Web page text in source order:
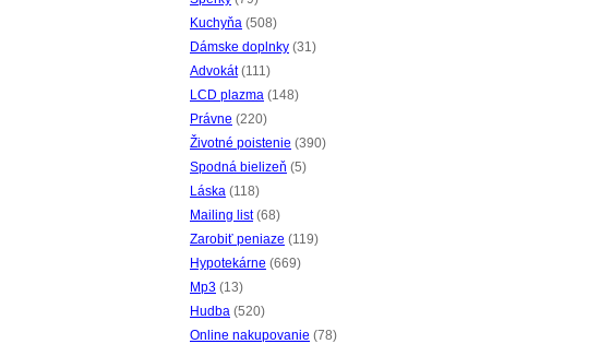
Kuchyňa (508)
Dámske doplnky (31)
Advokát(111)
LCD plazma (148)
Právne (220)
Životné poistenie (390)
Spodná bielizeň (5)
Láska (118)
Mailing list(68)
Zarobiť peniaze (119)
Hypotekárne (669)
Mp3 (13)
Hudba (520)
Online nakupovanie (78)